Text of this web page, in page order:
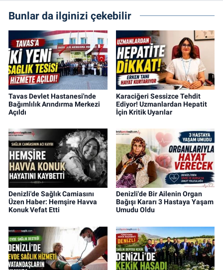
Bunlar da ilginizi çekebilir
Tavas Devlet Hastanesi'nde
Bağımlılık Arındırma Merkezi
Açıldı
Karaciğeri Sessizce Tehdit
Ediyor! Uzmanlardan Hepatit
İçin Kritik Uyarılar
Denizli'de Sağlık Camiasını
Üzen Haber: Hemşire Havva
Konuk Vefat Etti
Denizli'de Bir Ailenin Organ
Bağışı Kararı 3 Hastaya Yaşam
Umudu Oldu